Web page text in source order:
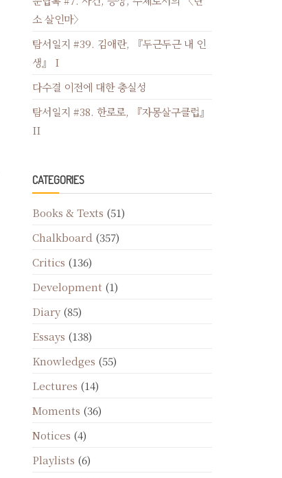
소 살인마〉
탐서일지 #39. 김애란, 『두근두근 내 인
생』 I
다수결 이전에 대한 충실성
탐서일지 #38. 한로로, 『자몽살구클럽』
II
CATEGORIES
Books & Texts (51)
Chalkboard (357)
Critics (136)
Development (1)
Diary(85)
Essays (138)
Knowledges (55)
Lectures (14)
Moments (36)
Notices (4)
Playlists (6)